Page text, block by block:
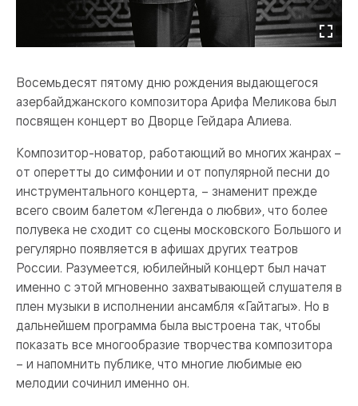
Восемьдесят пятому дню рождения выдающегося
азербайджанского композитора Арифа Меликова был
посвящен концерт во Дворце Гейдара Алиева.
Композитор-новатор, работающий во многих жанрах –
от оперетты до симфонии и от популярной песни до
инструментального концерта, – знаменит прежде
всего своим балетом «Легенда о любви», что более
полувека не сходит со сцены московского Большого и
регулярно появляется в афишах других театров
России. Разумеется, юбилейный концерт был начат
именно с этой мгновенно захватывающей слушателя в
плен музыки в исполнении ансамбля «Гайтагы». Но в
дальнейшем программа была выстроена так, чтобы
показать все многообразие творчества композитора
– и напомнить публике, что многие любимые ею
мелодии сочинил именно он.